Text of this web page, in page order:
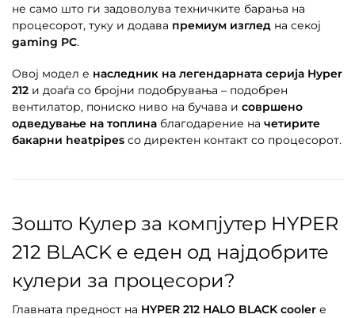
не само што ги задоволува техничките барања на
процесорот, туку и додава премиум изглед на секој
gaming PC.
Овој модел е наследник на легендарната серија Hyper
212 и доаѓа со бројни подобрувања – подобрен
вентилатор, пониско ниво на бучава и совршено
одведување на топлина благодарение на четирите
бакарни heatpipes со директен контакт со процесорот.
Зошто Кулер за компјутер HYPER
212 BLACK е еден од најдобрите
кулери за процесори?
Главната предност на HYPER 212 HALO BLACK cooler е